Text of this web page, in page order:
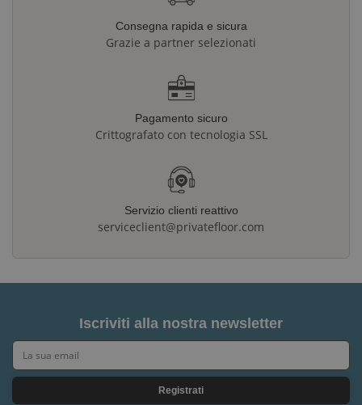
Consegna rapida e sicura
Grazie a partner selezionati
Pagamento sicuro
Crittografato con tecnologia SSL
Servizio clienti reattivo
serviceclient@privatefloor.com
Iscriviti alla nostra newsletter
Registrati